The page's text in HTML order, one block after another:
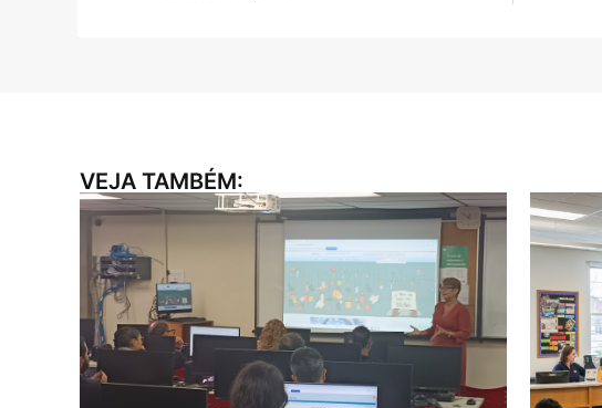
VEJA TAMBÉM: